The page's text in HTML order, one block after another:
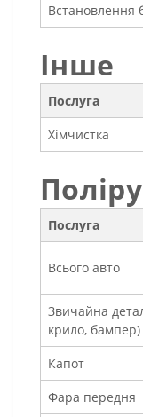
Встановлення
Інше
Послуга
Хімчистка
Послуга
Всього авто
Звичайна
крило, бампер)
Капот
Фара передня